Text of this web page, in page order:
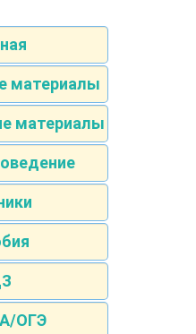
материалы
материалы
ОГЭ